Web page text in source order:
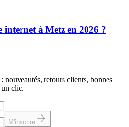
internet à Metz en 2026 ?
nouveautés, retours clients, bonnes
un clic.
M'inscrire